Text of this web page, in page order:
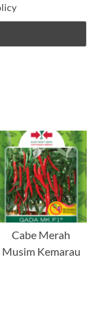
Cabe Merah
Musim Kemarau